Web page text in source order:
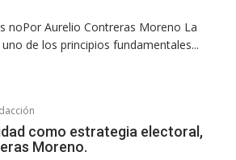
noPor Aurelio Contreras Moreno La
de los principios fundamentales...
como estrategia electoral,
Moreno.